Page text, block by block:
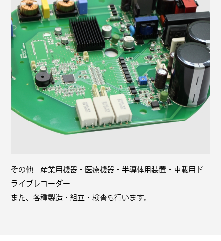
その他 産業用機器・医療機器・半導体用装置・車載用ド
ライブレコーダー
また、各種製造・組立・検査も行います。